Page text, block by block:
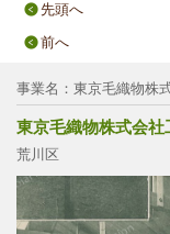
先頭へ
前へ
事業名：東京毛織物株
東京毛織物株式会社
荒川区